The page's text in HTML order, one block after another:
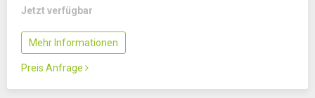
Jetzt verfügbar
Mehr Informationen
Preis Anfrage